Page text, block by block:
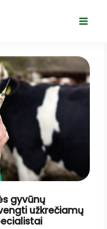
Main
gyvūnų
užkrečiamų